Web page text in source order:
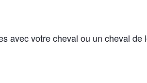
avec votre cheval ou un cheval de